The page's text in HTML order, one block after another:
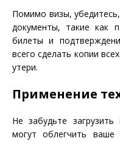
Помимо визы,
документы, такие как
билеты и
всего сделать копии
утери.
Применение
Не забудьте
могут облегчить ваше